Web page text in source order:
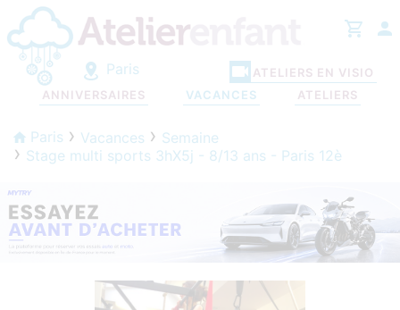
Paris
ANNIVERSAIRES VACANCES ATELIERS
ATELIERS EN VISIO
Paris Vacances
Semaine
Stage multi sports 3hX5j - 8/13 ans - Paris 12è